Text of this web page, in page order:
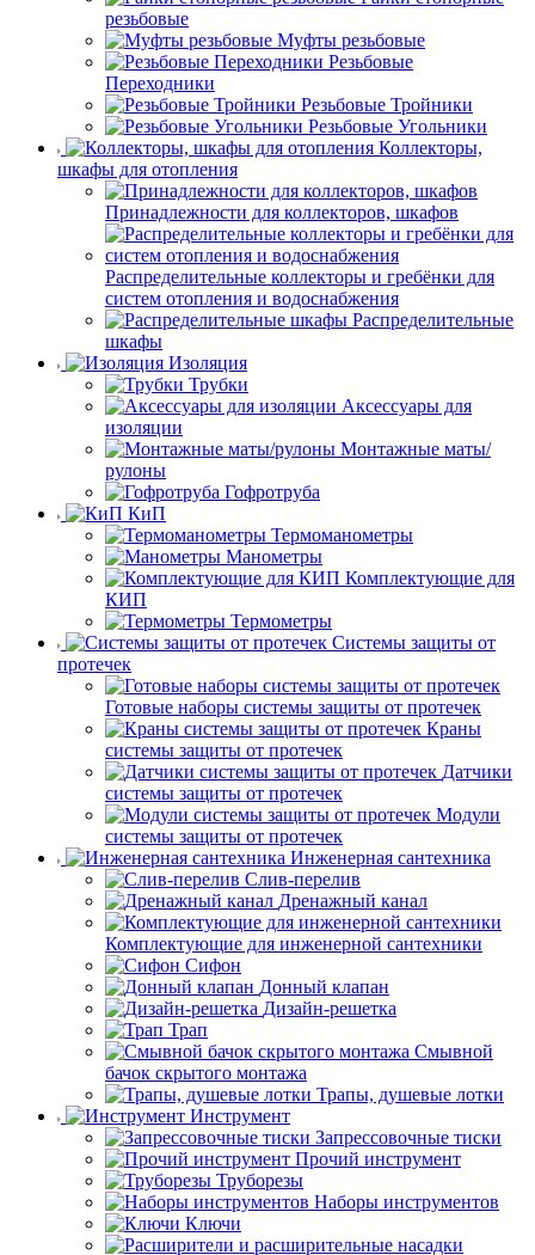
резьбовые
Муфты резьбовые
Резьбовые
Переходники
Резьбовые Тройники
Резьбовые Угольники
Коллекторы,
шкафы для отопления
Принадлежности для коллекторов, шкафов
Распределительные коллекторы и гребёнки для
систем отопления и водоснабжения
Распределительные
шкафы
Изоляция
Трубки
Аксессуары для
изоляции
Монтажные маты/
рулоны
Гофротруба
КиП
Термоманометры
Манометры
Комплектующие для
КИП
Термометры
Системы защиты от
протечек
Готовые наборы системы защиты от протечек
Краны
системы защиты от протечек
Датчики
системы защиты от протечек
Модули
системы защиты от протечек
Инженерная сантехника
Слив-перелив
Дренажный канал
Комплектующие для инженерной сантехники
Сифон
Донный клапан
Дизайн-решетка
Трап
Смывной
бачок скрытого монтажа
Трапы, душевые лотки
Инструмент
Запрессовочные тиски
Прочий инструмент
Труборезы
Наборы инструментов
Ключи